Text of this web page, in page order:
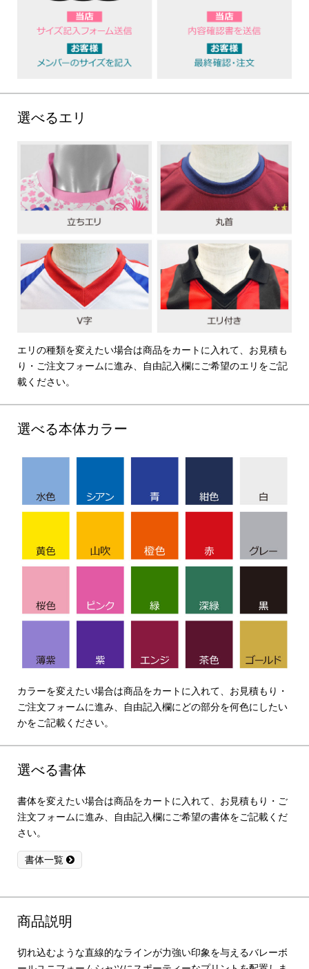
選べるエリ
エリの種類を変えたい場合は商品をカートに入れて、お見積も
り・ご注文フォームに進み、自由記入欄にご希望のエリをご記
載ください。
選べる本体カラー
カラーを変えたい場合は商品をカートに入れて、お見積もり・
ご注文フォームに進み、自由記入欄にどの部分を何色にしたい
かをご記載ください。
選べる書体
書体を変えたい場合は商品をカートに入れて、お見積もり・ご
注文フォームに進み、自由記入欄にご希望の書体をご記載くだ
さい。
書体一覧
商品説明
切れ込むような直線的なラインが力強い印象を与えるバレーボ